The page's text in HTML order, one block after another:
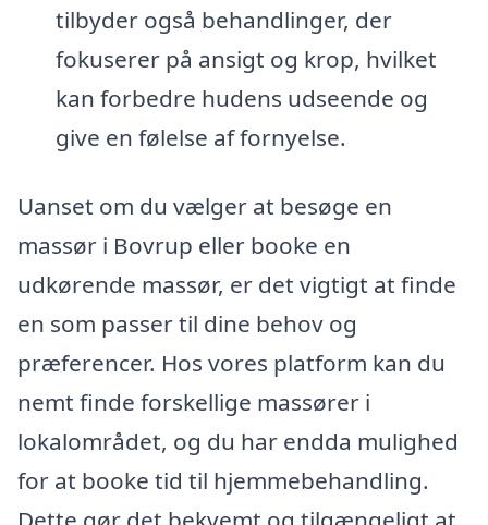
tilbyder også behandlinger, der
fokuserer på ansigt og krop, hvilket
kan forbedre hudens udseende og
give en følelse af fornyelse.
Uanset om du vælger at besøge en
massør i Bovrup eller booke en
udkørende massør, er det vigtigt at finde
en som passer til dine behov og
præferencer. Hos vores platform kan du
nemt finde forskellige massører i
lokalområdet, og du har endda mulighed
for at booke tid til hjemmebehandling.